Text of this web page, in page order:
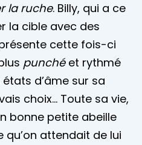
la ruche. Billy, qui a ce
la cible avec des
cette fois-ci
punché et rythmé
d’âme sur sa
choix… Toute sa vie,
bonne petite abeille
qu’on attendait de lui